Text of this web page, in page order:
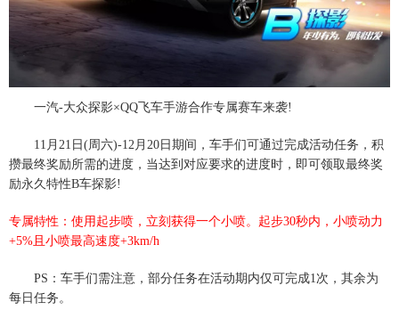
一汽-大众探影×QQ飞车手游合作专属赛车来袭!
11月21日(周六)-12月20日期间，车手们可通过完成活动任务，积
攒最终奖励所需的进度，当达到对应要求的进度时，即可领取最终奖
励永久特性B车探影!
专属特性：使用起步喷，立刻获得一个小喷。起步30秒内，小喷动力
+5%且小喷最高速度+3km/h
PS：车手们需注意，部分任务在活动期内仅可完成1次，其余为
每日任务。